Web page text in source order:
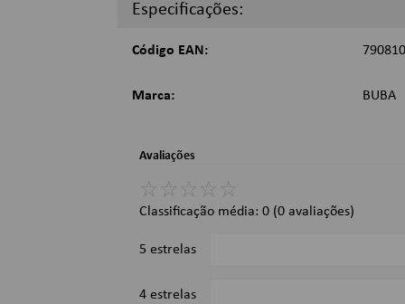
Especificações:
Código EAN:
Marca: BUBA
Avaliações
☆ ☆ ☆ ☆ ☆
Classificação média: 0 (0 avaliações)
5 estrelas
4 estrelas